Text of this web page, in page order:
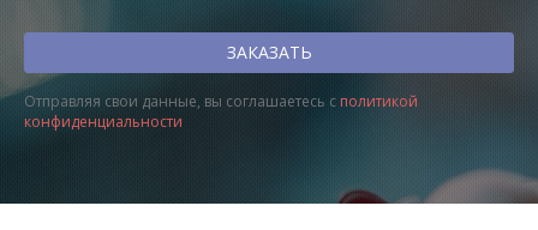
Отправляя свои данные, вы соглашаетесь с политикой
конфиденциальности